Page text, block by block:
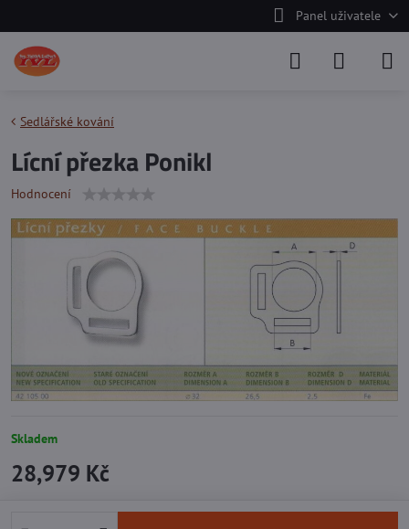
Panel uživatele
Sedlářské kování
Lícní přezka Ponikl
Hodnocení
Skladem
28,979 Kč